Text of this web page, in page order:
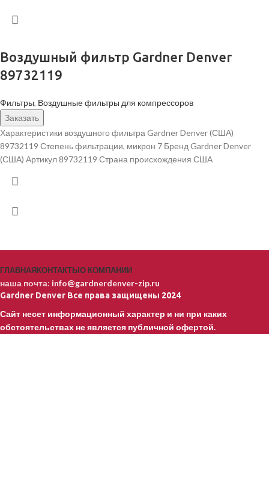
Воздушный фильтр Gardner Denver
89732119
Фильтры, Воздушные фильтры для компрессоров
Заказать
Характеристики воздушного фильтра Gardner Denver (США)
89732119 Степень фильтрации, микрон 7 Бренд Gardner Denver
(США) Артикул 89732119 Страна происхождения США
ГЛАВНАЯКОНТАКТЫО КОМПАНИИ
наша почта: info@gardnerdenver-zip.ru
Gardner Denver Все права защищены 2024
Сайт несет информационный характер и ни при каких
обстоятельствах не является публичной офертой.